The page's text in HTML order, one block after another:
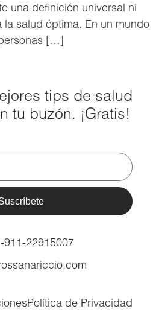
una definición universal ni
salud óptima. En un mundo
[…]
tips de salud
tu buzón. ¡Gratis!
911-22915007
Política de Privacidad